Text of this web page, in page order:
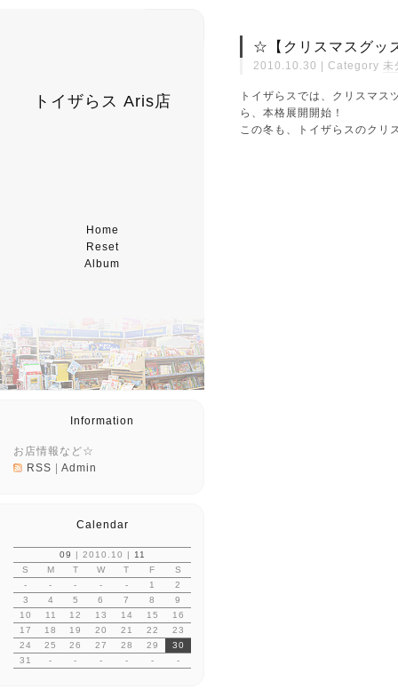
トイザらス Aris店
Home
Reset
Album
☆【クリスマスグッ
2010.10.30 | Category 未
トイザらスでは、クリスマ
ら、本格展開開始！
この冬も、トイザらスのクリ
Information
お店情報など☆
RSS
Admin
Calendar
09 | 2010.10 |
11
S
M T W T F
S
-
- - - - 1
2
3
4 5 6 7 8
9
10
11 12 13 14 15
16
17
18 19 20 21 22
23
24
25 26 27 28 29
30
31
- - - - - -